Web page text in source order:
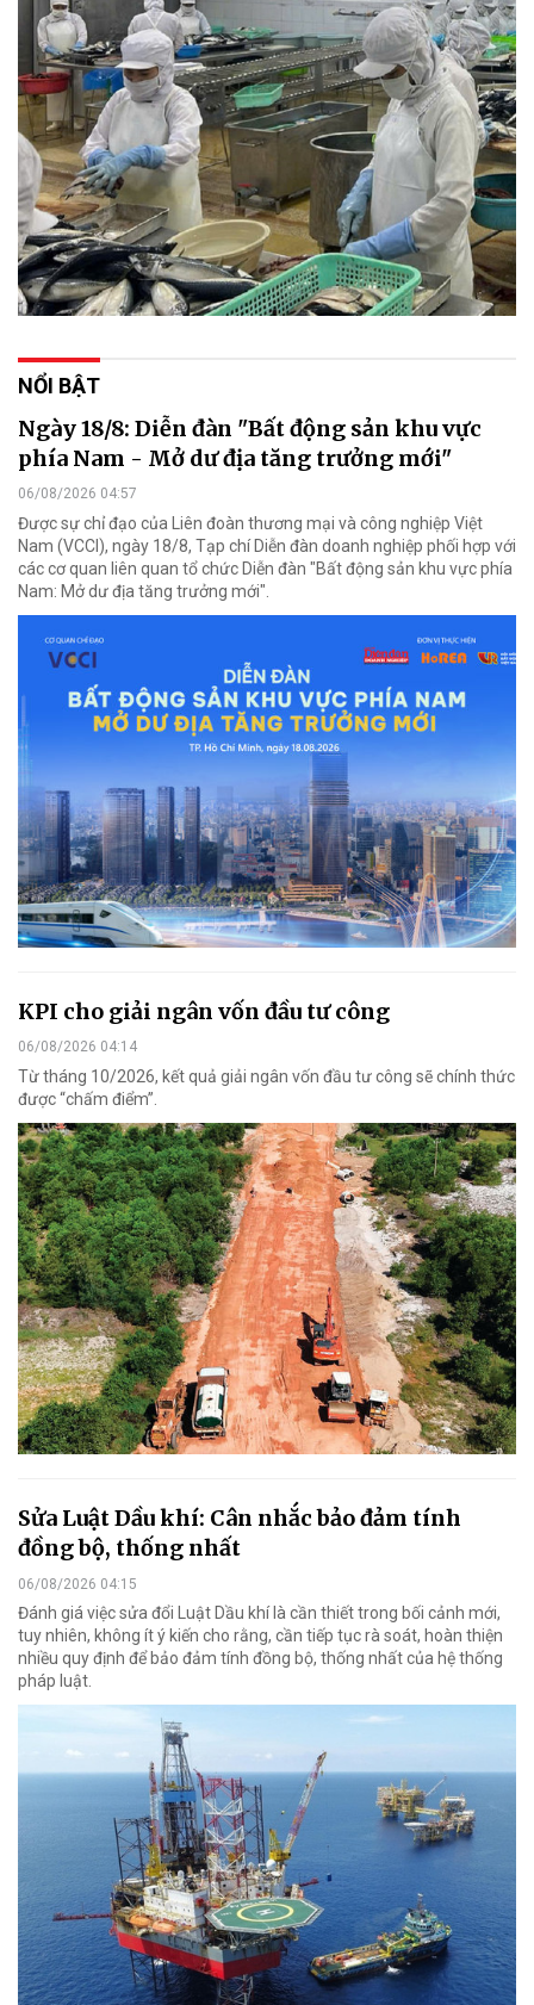
NỔI BẬT
Ngày 18/8: Diễn đàn "Bất động sản khu vực
phía Nam - Mở dư địa tăng trưởng mới"
06/08/2026 04:57
Được sự chỉ đạo của Liên đoàn thương mại và công nghiệp Việt
Nam (VCCI), ngày 18/8, Tạp chí Diễn đàn doanh nghiệp phối hợp với
các cơ quan liên quan tổ chức Diễn đàn "Bất động sản khu vực phía
Nam: Mở dư địa tăng trưởng mới".
KPI cho giải ngân vốn đầu tư công
06/08/2026 04:14
Từ tháng 10/2026, kết quả giải ngân vốn đầu tư công sẽ chính thức
được “chấm điểm”.
Sửa Luật Dầu khí: Cân nhắc bảo đảm tính
đồng bộ, thống nhất
06/08/2026 04:15
Đánh giá việc sửa đổi Luật Dầu khí là cần thiết trong bối cảnh mới,
tuy nhiên, không ít ý kiến cho rằng, cần tiếp tục rà soát, hoàn thiện
nhiều quy định để bảo đảm tính đồng bộ, thống nhất của hệ thống
pháp luật.